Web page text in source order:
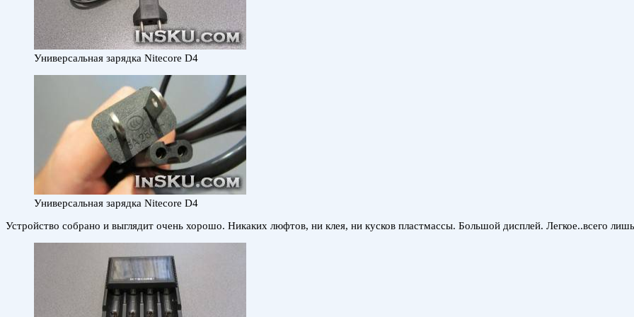
Универсальная зарядка Nitecore D4
Универсальная зарядка Nitecore D4
Устройство собрано и выглядит очень хорошо. Никаких люфтов, ни клея, ни кусков пластмассы. Большой дисплей. Легкое..всего